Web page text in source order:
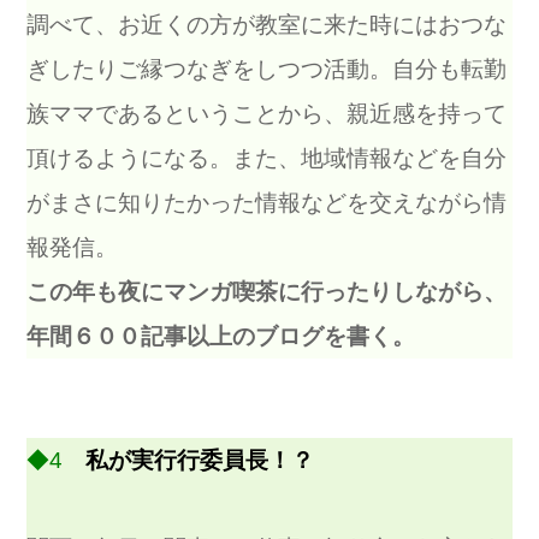
調べて、お近くの方が教室に来た時にはおつな
ぎしたりご縁つなぎをしつつ活動。自分も転勤
族ママであるということから、親近感を持って
頂けるようになる。また、地域情報などを自分
がまさに知りたかった情報などを交えながら情
報発信。
この年も夜にマンガ喫茶に行ったりしながら、
年間６００記事以上のブログを書く。
◆4 私が実行行委員長！？